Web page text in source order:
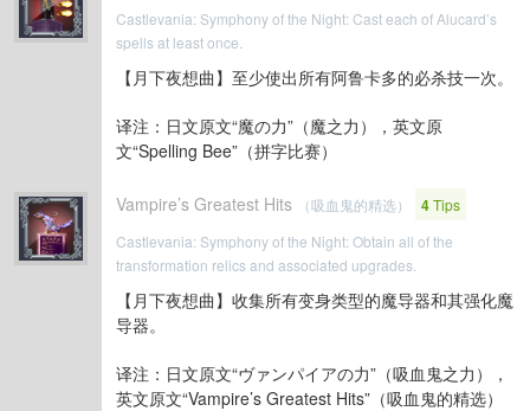
Castlevania: Symphony of the Night: Cast each of Alucard’s
spells at least once.
【月下夜想曲】至少使出所有阿鲁卡多的必杀技一次。
译注：日文原文“魔の力”（魔之力），英文原
文“Spelling Bee”（拼字比赛）
Vampire’s Greatest Hits （吸血鬼的精选） 4Tips
Castlevania: Symphony of the Night: Obtain all of the
transformation relics and associated upgrades.
【月下夜想曲】收集所有变身类型的魔导器和其强化魔
导器。
译注：日文原文“ヴァンパイアの力”（吸血鬼之力），
英文原文“Vampire’s Greatest Hits”（吸血鬼的精选）